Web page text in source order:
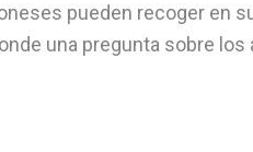
pueden recoger en
una pregunta sobre los